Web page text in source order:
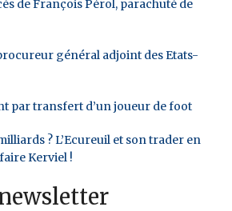
de François Pérol, parachuté de
général adjoint des Etats-
par transfert d’un joueur de foot
? L’Ecureuil et son trader en
Kerviel !